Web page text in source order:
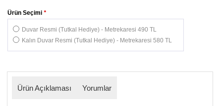
*
Ürün Seçimi
Duvar Resmi (Tutkal Hediye) - Metrekaresi 490 TL
Kalın Duvar Resmi (Tutkal Hediye) - Metrekaresi 580 TL
Ürün Açıklaması Yorumlar